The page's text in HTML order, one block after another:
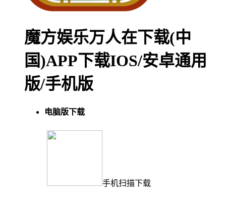
魔方娱乐万人在下载(中
国)APP下载IOS/安卓通用
版/手机版
电脑版下载
手机扫描下载